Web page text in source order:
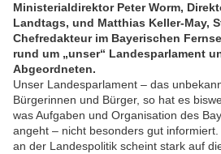
Ministerialdirektor Peter Worm,
Landtags, und Matthias Keller-May,
Chefredakteur im Bayerischen
rund um „unser“ Landesparlament
Abgeordneten.
Unser Landesparlament – das
Bürgerinnen und Bürger, so hat es
was Aufgaben und Organisation des
angeht – nicht besonders gut
an der Landespolitik scheint stark auf